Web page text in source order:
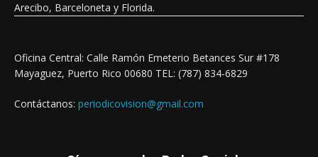
Arecibo, Barceloneta y Florida.
Oficina Central: Calle Ramón Emeterio Betances Sur #178
Mayaguez, Puerto Rico 00680 TEL: (787) 834-6829
Contáctanos: periodicovision@gmail.com